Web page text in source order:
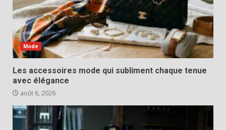
Mode
Les accessoires mode qui subliment chaque tenue
avec élégance
août 6, 2026